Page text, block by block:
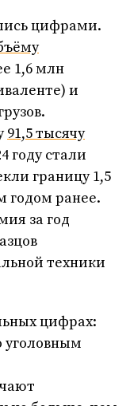
цифрами.
1,6 млн
и
91,5 тысячу
году стали
границу 1,5
годом ранее.
за год
техники
цифрах:
уголовным